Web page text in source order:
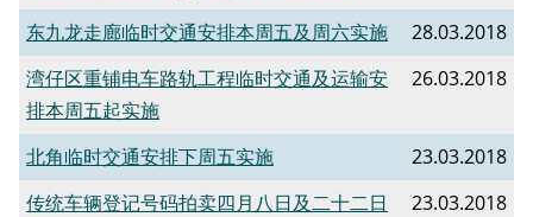
东九龙走廊临时交通安排本周五及周六实施
28.03.2018
湾仔区重铺电车路轨工程临时交通及运输安
排本周五起实施
26.03.2018
北角临时交通安排下周五实施
23.03.2018
传统车辆登记号码拍卖四月八日及二十二日
23.03.2018